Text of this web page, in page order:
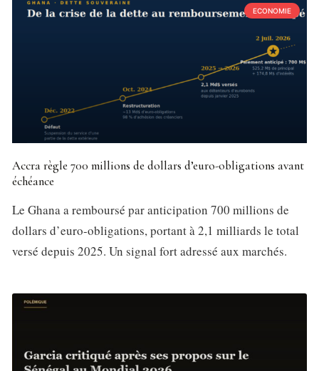
ECONOMIE
Accra règle 700 millions de dollars d’euro-obligations avant
échéance
Le Ghana a remboursé par anticipation 700 millions de
dollars d’euro-obligations, portant à 2,1 milliards le total
versé depuis 2025. Un signal fort adressé aux marchés.